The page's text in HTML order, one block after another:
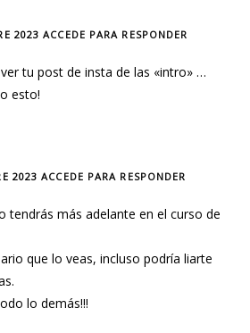
2023 ACCEDE PARA RESPONDER
tu post de insta de las «intro» …
esto!
2023 ACCEDE PARA RESPONDER
tendrás más adelante en el curso de
que lo veas, incluso podría liarte
lo demás!!!